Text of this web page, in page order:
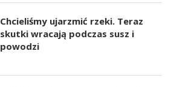
Chcieliśmy ujarzmić rzeki. Teraz
skutki wracają podczas susz i
powodzi